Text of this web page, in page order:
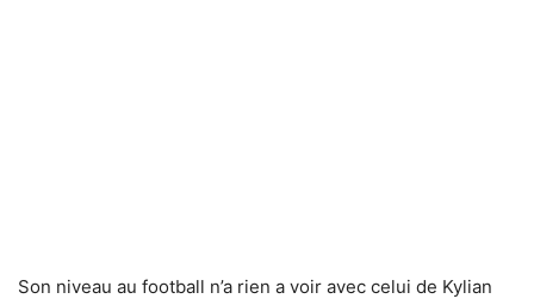
Son niveau au football n’a rien a voir avec celui de Kylian